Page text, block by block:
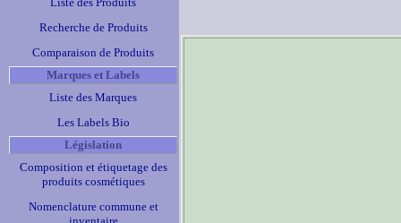
Recherche de Produits
Comparaison de Produits
Marques et Labels
Liste des Marques
Les Labels Bio
Législation
Composition et étiquetage des
produits cosmétiques
Nomenclature commune et